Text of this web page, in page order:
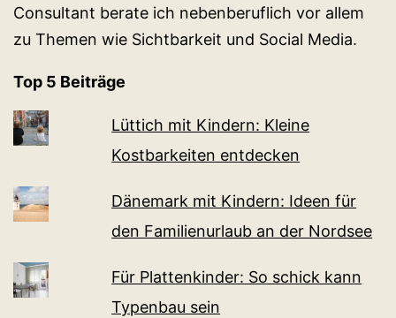
Consultant berate ich nebenberuflich vor allem
zu Themen wie Sichtbarkeit und Social Media.
Top 5 Beiträge
Lüttich mit Kindern: Kleine
Kostbarkeiten entdecken
Dänemark mit Kindern: Ideen für
den Familienurlaub an der Nordsee
Für Plattenkinder: So schick kann
Typenbau sein